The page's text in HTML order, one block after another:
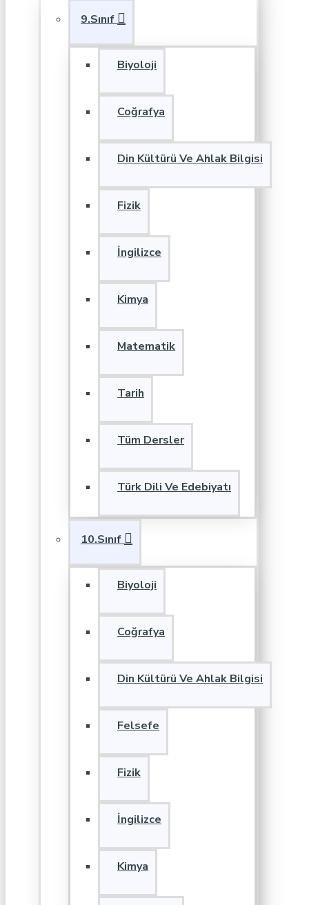
9.Sınıf
Biyoloji
Coğrafya
Din Kültürü Ve Ahlak Bilgisi
Fizik
İngilizce
Kimya
Matematik
Tarih
Tüm Dersler
Türk Dili Ve Edebiyatı
10.Sınıf
Biyoloji
Coğrafya
Din Kültürü Ve Ahlak Bilgisi
Felsefe
Fizik
İngilizce
Kimya